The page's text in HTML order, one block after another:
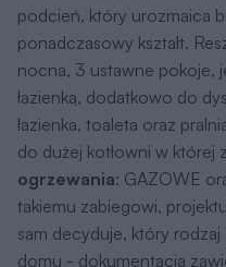
podcień, który urozmaica
ponadczasowy kształt.
nocna, 3 ustawne pokoje,
łazienką, dodatkowo do
łazienka, toaleta oraz
do dużej kotłowni w której
ogrzewania: GAZOWE
takiemu zabiegowi,
sam decyduje, który
domu - dokumentacja